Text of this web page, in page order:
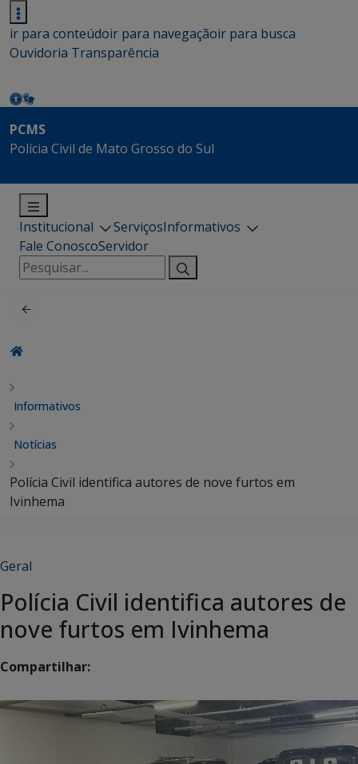
ir para conteúdoir para navegaçãoir para busca
Ouvidoria Transparência
PCMS
Polícia Civil de Mato Grosso do Sul
Institucional ServiçosInformativos
Fale ConoscoServidor
Pesquisar
por:
Informativos
Notícias
Polícia Civil identifica autores de nove furtos em
Ivinhema
Geral
Polícia Civil identifica autores de
nove furtos em Ivinhema
Compartilhar: